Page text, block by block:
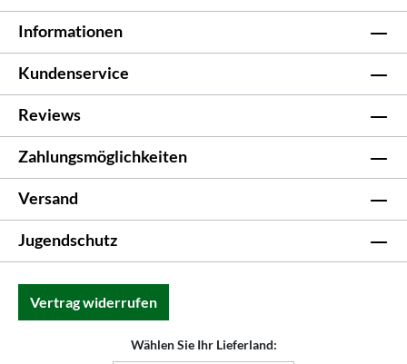
Informationen
Kundenservice
Reviews
Zahlungsmöglichkeiten
Versand
Jugendschutz
Vertrag widerrufen
Wählen Sie Ihr Lieferland: